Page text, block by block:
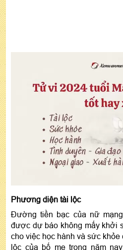
Phương diện tài lộc
Đường tiền bạc của nữ
được dự báo không mấy khởi
cho việc học hành và sức khỏe
lộc của bố mẹ trong năm